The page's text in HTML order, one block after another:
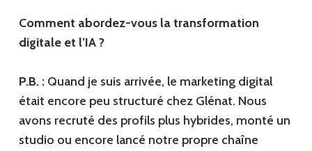
Comment abordez-vous la transformation
digitale et l’IA ?
P.B. :Quand je suis arrivée, le marketing digital
était encore peu structuré chez Glénat. Nous
avons recruté des profils plus hybrides, monté un
studio ou encore lancé notre propre chaîne